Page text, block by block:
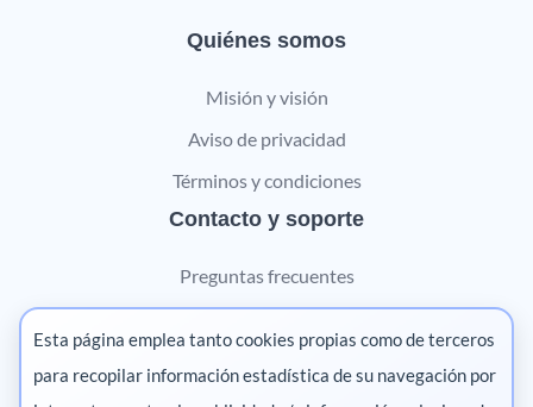
Quiénes somos
Misión y visión
Aviso de privacidad
Términos y condiciones
Contacto y soporte
Preguntas frecuentes
Contáctanos
Marketing digital
Esta página emplea tanto cookies propias como de terceros
para recopilar información estadística de su navegación por